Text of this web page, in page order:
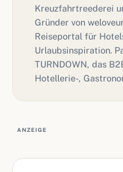
Kreuzfahrtreederei
Gründer von
Reiseportal für
Urlaubsinspiration.
TURNDOWN, das
Hotellerie-,
ANZEIGE